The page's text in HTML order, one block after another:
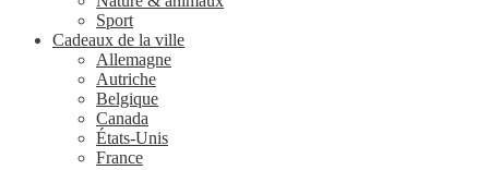
Sport
Cadeaux de la ville
Allemagne
Autriche
Belgique
Canada
États-Unis
France